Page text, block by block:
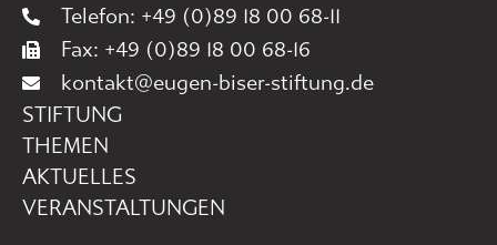
Telefon: +49 (0)89 18 00 68-11
Fax: +49 (0)89 18 00 68-16
kontakt@eugen-biser-stiftung.de
STIFTUNG
THEMEN
AKTUELLES
VERANSTALTUNGEN